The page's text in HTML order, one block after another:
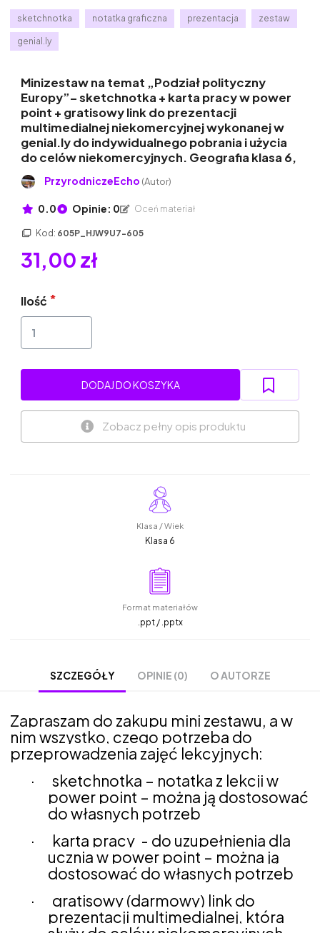
sketchnotka notatka graficzna prezentacja zestaw
genial.ly
Minizestaw na temat „Podział polityczny
Europy”– sketchnotka + karta pracy w power
point + gratisowy link do prezentacji
multimedialnej niekomercyjnej wykonanej w
genial.ly do indywidualnego pobrania i użycia
do celów niekomercyjnych. Geografia klasa 6,
PrzyrodniczeEcho (Autor)
0.0 Opinie: 0 Oceń materiał
Kod: 605P_HJW9U7-605
31,00 zł
Ilość
DODAJ DO KOSZYKA
Zobacz pełny opis produktu
Klasa / Wiek
Klasa 6
Format materiałów
.ppt / .pptx
SZCZEGÓŁY OPINIE (0) O AUTORZE
Zapraszam do zakupu mini zestawu, a w
nim wszystko, czego potrzeba do
przeprowadzenia zajęć lekcyjnych:
·
sketchnotka – notatka z lekcji w
power point – można ją dostosować
do własnych potrzeb
·
karta pracy - do uzupełnienia dla
ucznia w power point – można ją
dostosować do własnych potrzeb
·
gratisowy (darmowy) link do
prezentacji multimedialnej, która